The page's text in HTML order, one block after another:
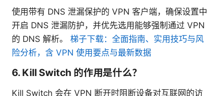
使用带有 DNS 泄漏保护的 VPN 客户端，确保设置中
开启 DNS 泄漏防护，并优先选用能够强制通过 VPN
的 DNS 解析。 梯子下载：全面指南、实用技巧与风
险分析，含 VPN 使用要点与最新数据
6. Kill Switch 的作用是什么？
Kill Switch 会在 VPN 断开时阻断设备对互联网的访